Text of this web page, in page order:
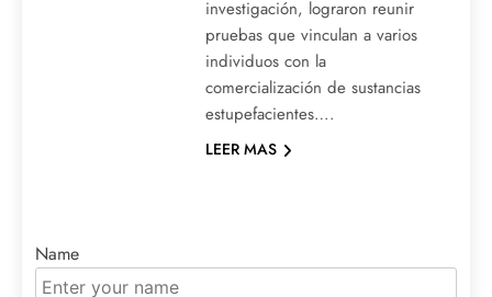
investigación, lograron reunir
pruebas que vinculan a varios
individuos con la
comercialización de sustancias
estupefacientes….
LEER MAS
Name